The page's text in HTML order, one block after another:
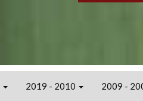
2019 - 2010 2009 -